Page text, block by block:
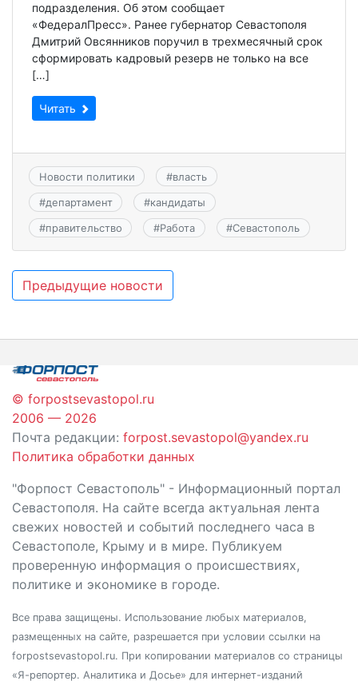
подразделения. Об этом сообщает
«ФедералПресс». Ранее губернатор Севастополя
Дмитрий Овсянников поручил в трехмесячный срок
сформировать кадровый резерв не только на все
[…]
Читать
Новости политики #власть
#департамент #кандидаты
#правительство #Работа #Севастополь
Навигация
записям
Предыдущие новости
© forpostsevastopol.ru
2006 — 2026
Почта редакции: forpost.sevastopol@yandex.ru
Политика обработки данных
"Форпост Севастополь" - Информационный портал
Севастополя. На сайте всегда актуальная лента
свежих новостей и событий последнего часа в
Севастополе, Крыму и в мире. Публикуем
проверенную информация о происшествиях,
политике и экономике в городе.
Все права защищены. Использование любых материалов,
размещенных на сайте, разрешается при условии ссылки на
forpostsevastopol.ru. При копировании материалов со страницы
«Я-репортер. Аналитика и Досье» для интернет-изданий